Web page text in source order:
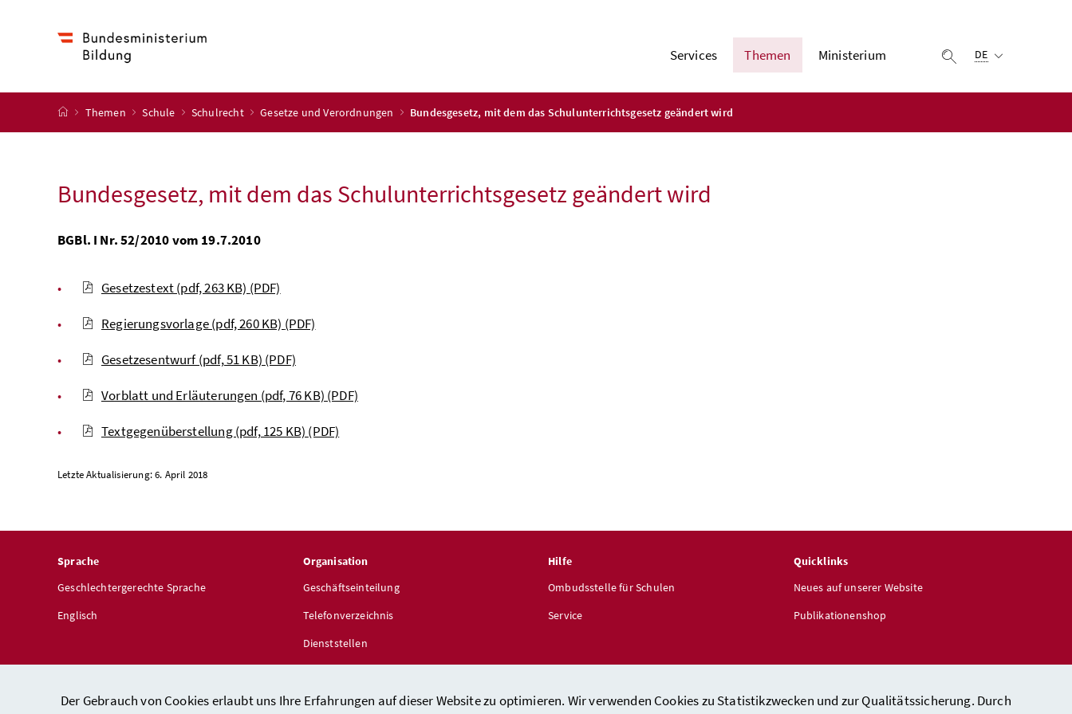
Der Gebrauch von Cookies erlaubt uns Ihre Erfahrungen auf dieser Website zu optimieren. Wir verwenden Cookies zu Statistikzwecken und zur Qualitätssicherung. Durch
Services Themen Ministerium Suche einblenden
DE
Startseite
Themen Schule Schulrecht Gesetze und Verordnungen Bundesgesetz, mit dem das Schulunterrichtsgesetz geändert wird
Bundesgesetz, mit dem das Schulunterrichtsgesetz geändert wird
BGBl. I Nr. 52/2010 vom 19.7.2010
Gesetzestext (pdf, 263 KB) (PDF)
Regierungsvorlage (pdf, 260 KB) (PDF)
Gesetzesentwurf (pdf, 51 KB) (PDF)
Vorblatt und Erläuterungen (pdf, 76 KB) (PDF)
Textgegenüberstellung (pdf, 125 KB) (PDF)
Letzte Aktualisierung: 6. April 2018
Sprache
Geschlechtergerechte Sprache
Englisch
Organisation
Geschäftseinteilung
Telefonverzeichnis
Dienststellen
Hilfe
Ombudsstelle für Schulen
Service
Quicklinks
Neues auf unserer Website
Publikationenshop